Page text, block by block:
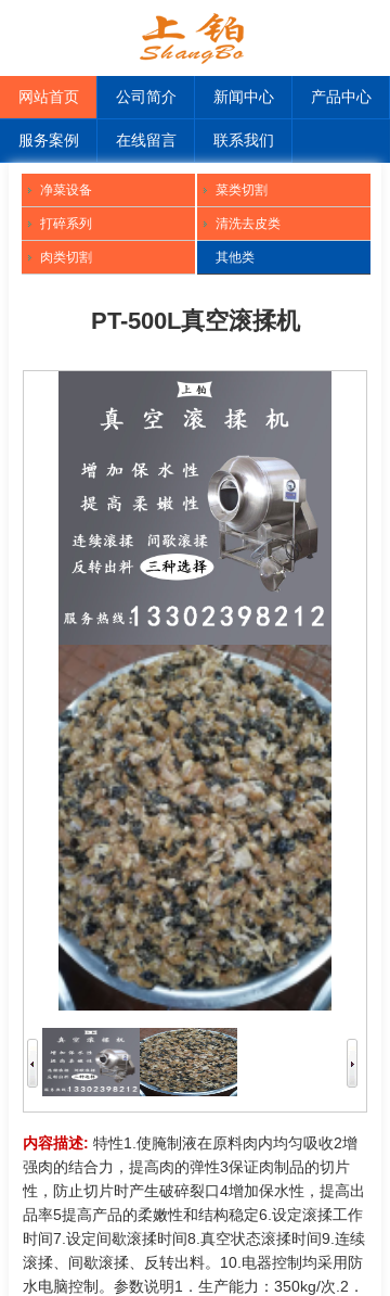
网站首页 公司简介 新闻中心 产品中心
服务案例 在线留言 联系我们
净菜设备 菜类切割
打碎系列 清洗去皮类
肉类切割 其他类
PT-500L真空滚揉机
内容描述: 特性1.使腌制液在原料肉内均匀吸收2增
强肉的结合力，提高肉的弹性3保证肉制品的切片
性，防止切片时产生破碎裂口4增加保水性，提高出
品率5提高产品的柔嫩性和结构稳定6.设定滚揉工作
时间7.设定间歇滚揉时间8.真空状态滚揉时间9.连续
滚揉、间歇滚揉、反转出料。10.电器控制均采用防
水电脑控制。参数说明1．生产能力：350kg/次.2．